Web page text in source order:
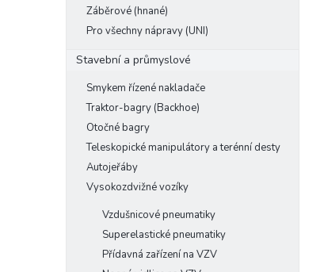
Záběrové (hnané)
Pro všechny nápravy (UNI)
Stavební a průmyslové
Smykem řízené nakladače
Traktor-bagry (Backhoe)
Otočné bagry
Teleskopické manipulátory a terénní desty
Autojeřáby
Vysokozdvižné vozíky
Vzdušnicové pneumatiky
Superelastické pneumatiky
Přídavná zařízení na VZV